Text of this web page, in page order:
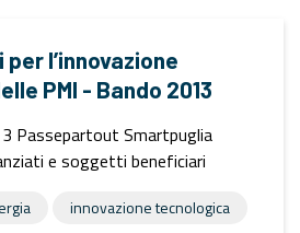
l’innovazione
PMI - Bando 2013
Passepartout Smartpuglia
e soggetti beneficiari
innovazione tecnologica